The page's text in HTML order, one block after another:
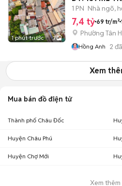
1 phút trước 7
7
1 PN Nhà ngõ,
7,4 tỷ 69 tr/m²
Phường Tân
Hồng Anh 2
Xem
Mua bán đồ điện tử
Thành phố Châu Đốc
Huyện Châu Phú
Huyện Chợ Mới
Xem thêm